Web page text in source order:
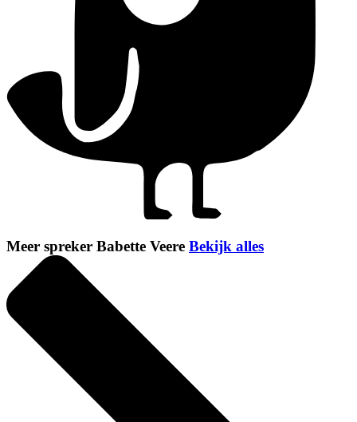
Meer spreker Babette Veere Bekijk alles